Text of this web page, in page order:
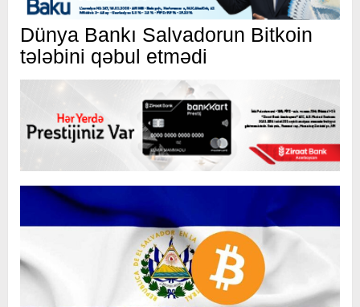
Dünya Bankı Salvadorun Bitkoin
tələbini qəbul etmədi